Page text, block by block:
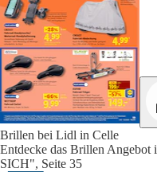
Brillen bei Lidl in Celle
Entdecke das Brillen
SICH", Seite 35